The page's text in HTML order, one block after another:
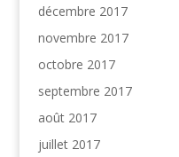
décembre 2017
novembre 2017
octobre 2017
septembre 2017
août 2017
juillet 2017